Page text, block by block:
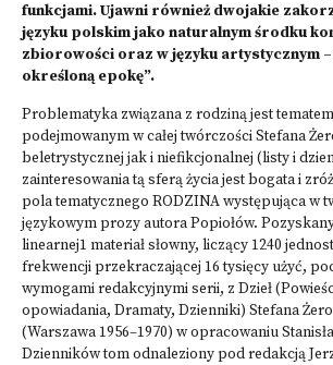
funkcjami. Ujawni również dwojakie
języku polskim jako naturalnym środku
zbiorowości oraz w języku artystycznym
określoną epokę”.
Problematyka związana z rodziną jest
podejmowanym w całej twórczości Stefana
beletrystycznej jak i niefikcjonalnej (listy i
zainteresowania tą sferą życia jest bogata i
pola tematycznego RODZINA występująca w
językowym prozy autora Popiołów.
linearnej1 materiał słowny, liczący 1240
frekwencji przekraczającej 16 tysięcy użyć,
wymogami redakcyjnymi serii, z Dzieł
opowiadania, Dramaty, Dzienniki) Stefana
(Warszawa 1956–1970) w opracowaniu
Dzienników tom odnaleziony pod redakcją